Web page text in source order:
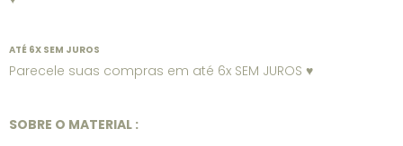
ATÉ 6X SEM JUROS
Parecele suas compras em até 6x SEM JUROS ♥
SOBRE O MATERIAL :